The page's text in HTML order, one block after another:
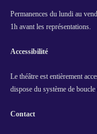
Permanences du lundi au
1h avant les représentations.
Accessibilité
Le théâtre est entièrement
dispose du système de boucle
Contact